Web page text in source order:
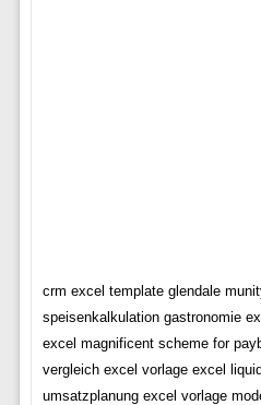
crm excel template glendale
speisenkalkulation gastronomie
excel magnificent scheme for
vergleich excel vorlage excel
umsatzplanung excel vorlage